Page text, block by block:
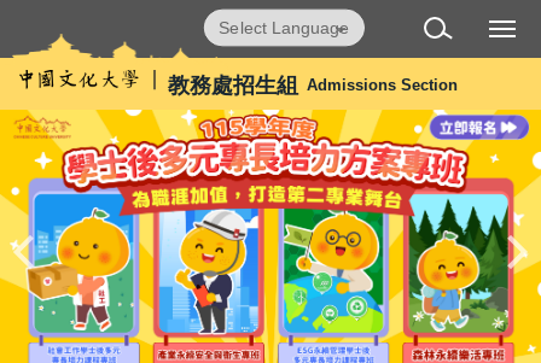
到
主
要
內
區
教務處招生組 Admissions Section
Translate